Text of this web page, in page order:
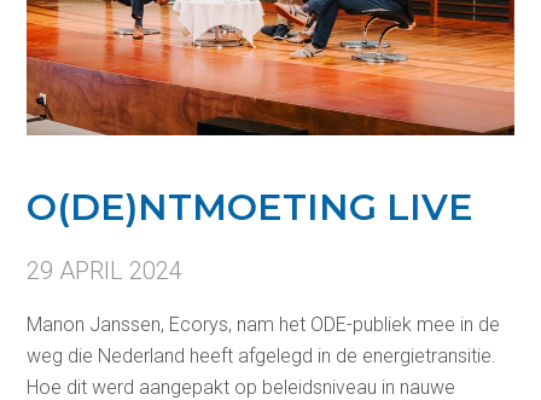
O(DE)NTMOETING LIVE
29 APRIL 2024
Manon Janssen, Ecorys, nam het ODE-publiek mee in de
weg die Nederland heeft afgelegd in de energietransitie.
Hoe dit werd aangepakt op beleidsniveau in nauwe